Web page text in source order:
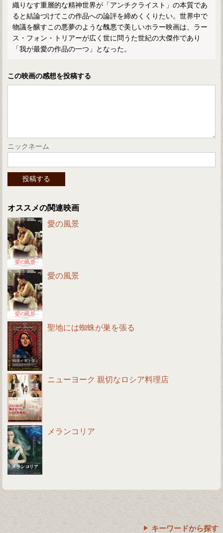
織りなす重層的な精神世界が「アンチクライスト」の本質であ
ると結論づけてこの作品への論評を締めくくりたい。世界中で
物議を醸すこの悪夢のような醜悪で美しいホラー映画は、ラー
ス・フォン・トリアーが広く世に問うた世紀の大傑作であり
「我が最愛の作品の一つ」となった。
この映画の感想を投稿する
ニックネーム
オススメの関連映画
愛の風景
愛の風景
聖地には蜘蛛が巣を張る
ニューヨーク 親切なロシア料理店
メランコリア
キーワードから探す